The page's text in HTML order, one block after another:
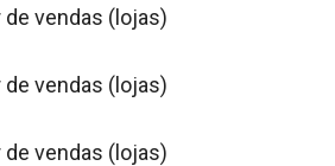
de vendas (lojas)
de vendas (lojas)
de vendas (lojas)